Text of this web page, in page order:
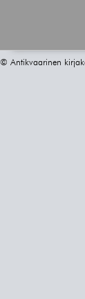
© Antikvaarinen